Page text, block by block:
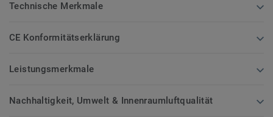
Technische Merkmale
CE Konformitätserklärung
Leistungsmerkmale
Nachhaltigkeit, Umwelt & Innenraumluftqualität